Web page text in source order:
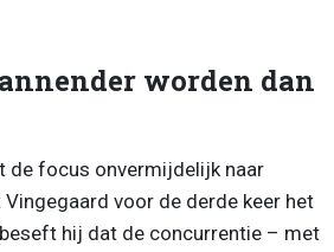
worden dan
de focus onvermijdelijk naar
Vingegaard voor de derde keer het
hij dat de concurrentie – met